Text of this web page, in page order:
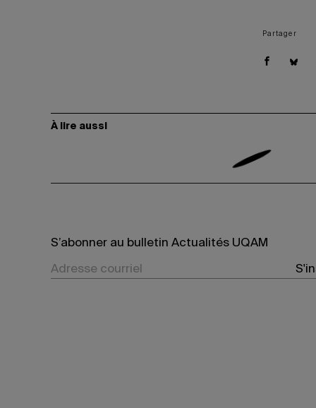
Partager
À lire aussi
S’abonner au bulletin Actualités UQAM